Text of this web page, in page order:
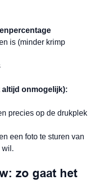
is (minder krimp
altijd onmogelijk):
precies op de drukplek
een foto te sturen van
wil.
zo gaat het